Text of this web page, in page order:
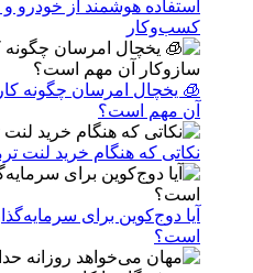
استفاده هوشمند از
کسب‌وکار
🧊 یخچال امرسان چگونه
آن مهم است؟
نکاتی که هنگام خرید لنت
است؟